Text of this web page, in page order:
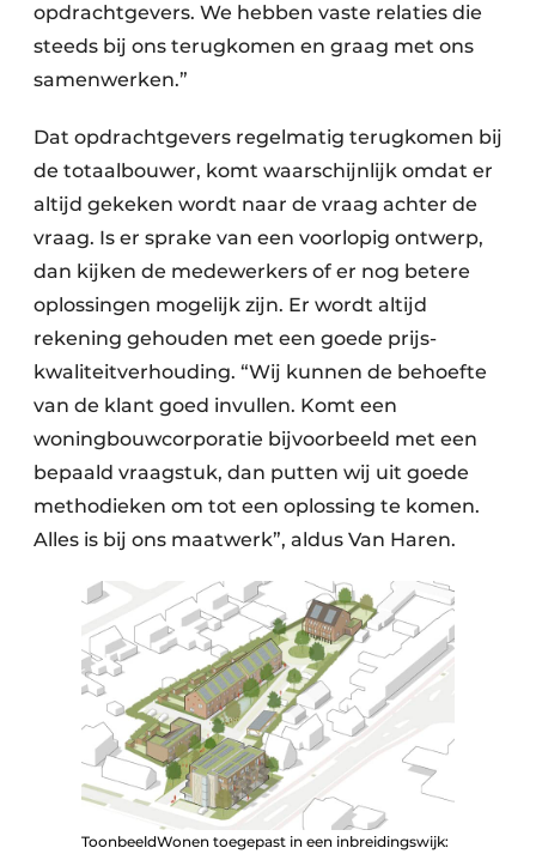
opdrachtgevers. We hebben vaste relaties die
steeds bij ons terugkomen en graag met ons
samenwerken.”
Dat opdrachtgevers regelmatig terugkomen bij
de totaalbouwer, komt waarschijnlijk omdat er
altijd gekeken wordt naar de vraag achter de
vraag. Is er sprake van een voorlopig ontwerp,
dan kijken de medewerkers of er nog betere
oplossingen mogelijk zijn. Er wordt altijd
rekening gehouden met een goede prijs-
kwaliteitverhouding. “Wij kunnen de behoefte
van de klant goed invullen. Komt een
woningbouwcorporatie bijvoorbeeld met een
bepaald vraagstuk, dan putten wij uit goede
methodieken om tot een oplossing te komen.
Alles is bij ons maatwerk”, aldus Van Haren.
ToonbeeldWonen toegepast in een inbreidingswijk: